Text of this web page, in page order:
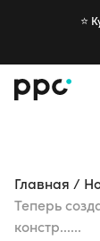
⭐️
Главная
Теперь
констр......